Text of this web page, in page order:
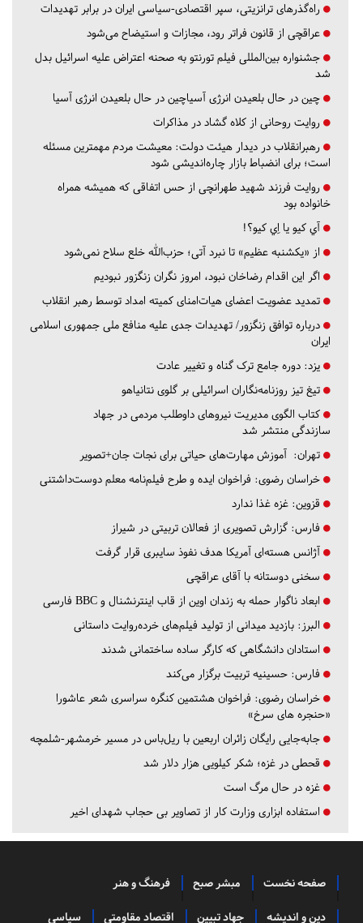
راه‌گذرهای ترانزیتی، سپر اقتصادی-سیاسی ایران در برابر تهدیدات
عراقچی از قانون فراتر رود، مجازات و استیضاح می‌شود
جشنواره بین‌المللی فیلم تورنتو به صحنه اعتراض علیه اسرائیل بدل
شد
چین در حال بلعیدن انرژی آسیاچین در حال بلعیدن انرژی آسیا
روایت روحانی از کلاه گشاد در مذاکرات
رهبرانقلاب در دیدار هیئت دولت: معیشت مردم مهمترین مسئله
است؛ برای انضباط بازار چاره‌اندیشی شود
روایت فرزند شهید طهرانچی از حس اتفاقی که همیشه همراه
خانواده بود
آي كيو يا اِي كيو؟!
از «یکشنبه عظیم» تا نبرد آتی؛ حزب‌الله خلع سلاح نمی‌شود
اگر این اقدام رضاخان نبود، امروز نگران زنگزور نبودیم
تمدید عضویت اعضای هیات‌امنای کمیته امداد توسط رهبر انقلاب
درباره توافق زنگزور/ تهدیدات جدی علیه منافع ملی جمهوری اسلامی
ایران
یزد: دوره جامع ترک گناه و تغییر عادت
تیغ تیز روزنامه‌نگاران اسرائیلی بر گلوی نتانیاهو
کتاب الگوی مدیریت نیروهای داوطلب مردمی در جهاد
سازندگی منتشر شد
تهران: آموزش مهارت‌های حیاتی برای نجات جان+تصویر
خراسان رضوی: فراخوان ایده و طرح فیلم‌نامه معلم دوست‌داشتنی
قزوین: غزه غذا ندارد
فارس: گزارش تصویری از فعالان تربیتی در شیراز
آژانس هسته‌ای آمریکا هدف نفوذ سایبری قرار گرفت
سخنی دوستانه با آقای عراقچی
ابعاد ناگوار حمله به زندان اوین از قاب اینترنشنال و BBC فارسی
البرز: بازدید میدانی از تولید فیلم‌های خرده‌روایت داستانی
استادان دانشگاهی که کارگر ساده ساختمانی شدند
فارس: حسینیه تربیت برگزار می‌کند
خراسان رضوی: فراخوان هشتمین کنگره سراسری شعر عاشورا
«حنجره های سرخ»
جابه‌جایی رایگان زائران اربعین با ریل‌باس در مسیر خرمشهر-شلمچه
قحطی در غزه؛ شکر کیلویی هزار دلار شد
غزه در حال مرگ است
استفاده ابزاری وزارت کار از تصاویر بی حجاب شهدای اخیر
صفحه نخست مبشر صبح فرهنگ و هنر
دین و اندیشه جهاد تبیین اقتصاد مقاومتی سیاسی